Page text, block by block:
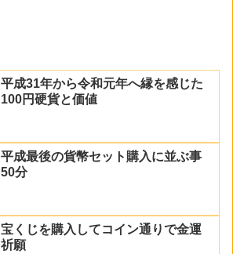
平成31年から令和元年へ縁を感じた
100円硬貨と価値
平成最後の貨幣セット購入に並ぶ事
50分
宝くじを購入してコイン通りで金運
祈願